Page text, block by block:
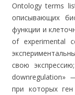
Ontology terms
описывающих
функции и
of experimental
свою
downregulation»
при которых